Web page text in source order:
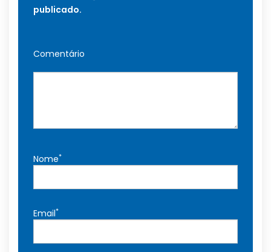
publicado.
Comentário
Nome*
Email*